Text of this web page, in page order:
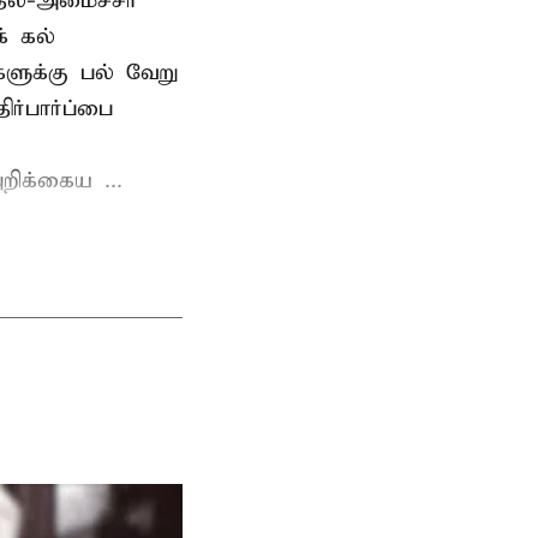
கல்
பல் வேறு
...